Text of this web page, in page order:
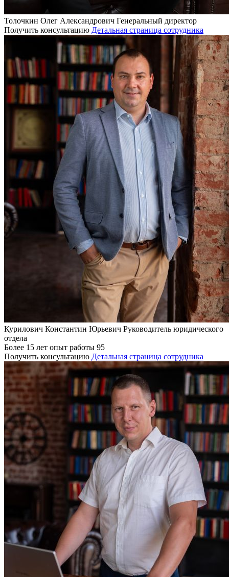
Толочкин Олег Александрович Генеральный директор
Получить консультацию Детальная страница сотрудника
Курилович Константин Юрьевич Руководитель юридического
отдела
Более 15 лет опыт работы 95
Получить консультацию Детальная страница сотрудника